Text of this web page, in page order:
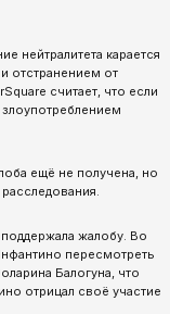
нейтралитета карается
отстранением от
считает, что если
ещё не получена, но
жалобу. Во
пересмотреть
Балогуна, что
отрицал своё участие